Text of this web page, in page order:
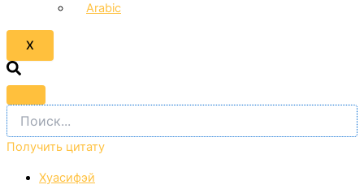
Arabic
X
Получить цитату
Хуасифэй